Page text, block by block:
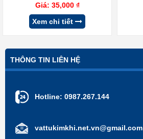
Giá: 35,000 ₫
Xem chi tiết
THÔNG TIN LIÊN HỆ
Hotline: 0987.267.144
vattukimkhi.net.vn@gmail.com